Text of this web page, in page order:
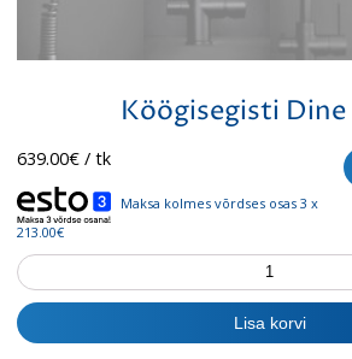
Köögisegisti Dine
639.00€/ tk
Maksa kolmes võrdses osas 3 x
213.00€
Köögisegisti
Dine
Black
kogus
Lisa korvi